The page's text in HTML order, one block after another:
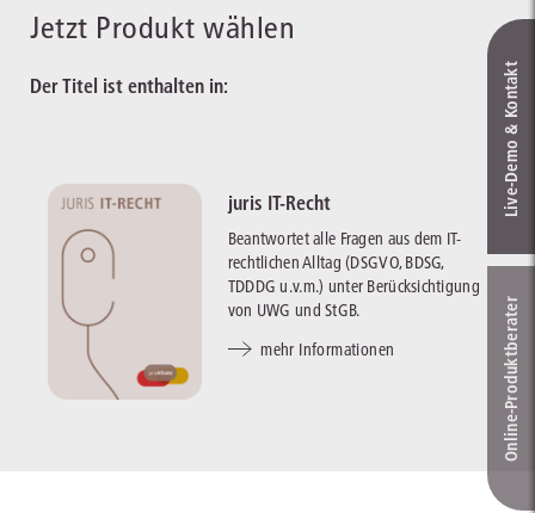
Jetzt Produkt wählen
Der Titel ist enthalten in:
juris IT-Recht
Beantwortet alle Fragen aus dem IT-
rechtlichen Alltag (DSGVO, BDSG,
TDDDG u.v.m.) unter Berücksichtigung
von UWG und StGB.
mehr Informationen
Live‑Demo & Kontakt
Online-Produkt­berater